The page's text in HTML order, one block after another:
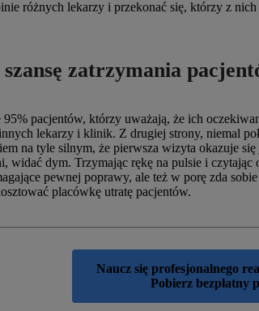
różnych lekarzy i przekonać się, którzy z
zatrzymania
95% pacjentów, którzy uważają, że ich
lekarzy i klinik. Z drugiej strony, niemal
na tyle silnym, że pierwsza wizyta okazuje
widać dym. Trzymając rękę na pulsie i
pewnej poprawy, ale też w porę zda
placówkę utratę pacjentów.
Naucz się profesjonalnego
Pobierz bezpłatny